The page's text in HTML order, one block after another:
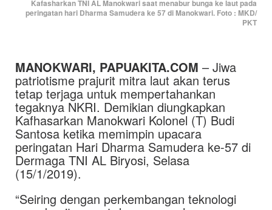
Kafasharkan TNI AL Manokwari saat menabur bunga ke laut pada
peringatan hari Dharma Samudera ke 57 di Manokwari. Foto : MKD/
PKT
MANOKWARI, PAPUAKITA.COM – Jiwa
patriotisme prajurit mitra laut akan terus
tetap terjaga untuk mempertahankan
tegaknya NKRI. Demikian diungkapkan
Kafhasarkan Manokwari Kolonel (T) Budi
Santosa ketika memimpin upacara
peringatan Hari Dharma Samudera ke-57 di
Dermaga TNI AL Biryosi, Selasa
(15/1/2019).
“Seiring dengan perkembangan teknologi